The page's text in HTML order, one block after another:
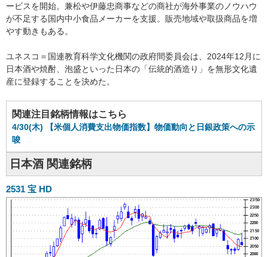
ービスを開始。兼松や伊藤忠商事などの商社が海外事業のノウハウ
が不足する国内中小食品メーカーを支援。販売地域や取扱商品を増
やす動きもある。
ユネスコ＝国連教育科学文化機関の政府間委員会は、2024年12月に
日本酒や焼酎、泡盛といった日本の「伝統的酒造り」を無形文化遺
産に登録することを決めた。
関連注目銘柄情報はこちら
4/30(木) 【米個人消費支出物価指数】物価動向と日銀政策への示
唆
日本酒 関連銘柄
2531 宝 HD